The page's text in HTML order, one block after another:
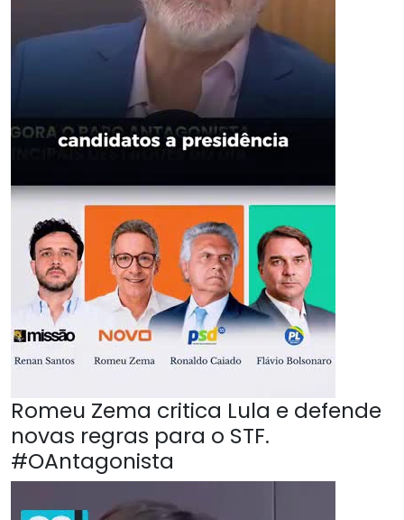
Romeu Zema critica Lula e defende
novas regras para o STF.
#OAntagonista